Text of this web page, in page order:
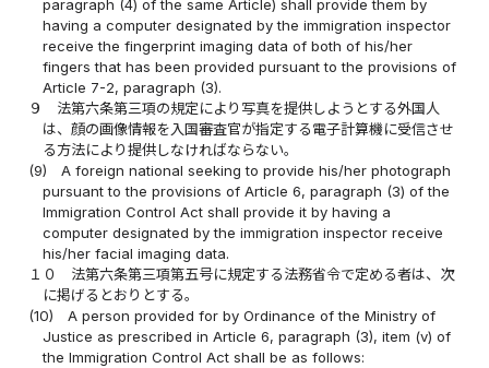
paragraph (4) of the same Article) shall provide them by
having a computer designated by the immigration inspector
receive the fingerprint imaging data of both of his/her
fingers that has been provided pursuant to the provisions of
Article 7-2, paragraph (3).
９
法第六条第三項の規定により写真を提供しようとする外国人
は、顔の画像情報を入国審査官が指定する電子計算機に受信させ
る方法により提供しなければならない。
(9)
A foreign national seeking to provide his/her photograph
pursuant to the provisions of Article 6, paragraph (3) of the
Immigration Control Act shall provide it by having a
computer designated by the immigration inspector receive
his/her facial imaging data.
１０
法第六条第三項第五号に規定する法務省令で定める者は、次
に掲げるとおりとする。
(10)
A person provided for by Ordinance of the Ministry of
Justice as prescribed in Article 6, paragraph (3), item (v) of
the Immigration Control Act shall be as follows: